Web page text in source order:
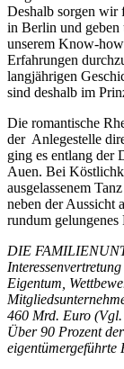
Deshalb sorgen wir
in Berlin und geben
unserem Know-
Erfahrungen
langjährigen
sind deshalb im
Die romantische
der Anlegestelle
ging es entlang der
Auen. Bei
ausgelassenem
neben der Aussicht
rundum gelungenes
DIE
Eigentum,
460 Mrd. Euro
Über 90 Prozent
eigentümergeführte